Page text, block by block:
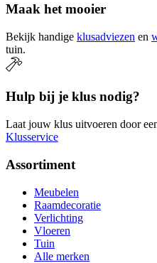
Maak het mooier
Bekijk handige klusadviezen en
tuin.
Hulp bij je klus nodig?
Laat jouw klus uitvoeren door
Klusservice
Assortiment
Meubelen
Raamdecoratie
Verlichting
Vloeren
Tuin
Alle merken